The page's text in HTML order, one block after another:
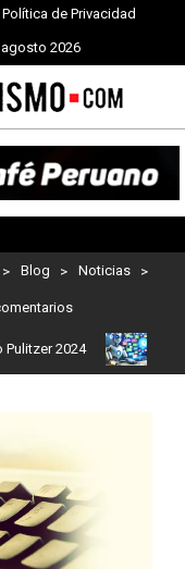
Política de Privacidad
2026
> Blog > Noticias >
2024